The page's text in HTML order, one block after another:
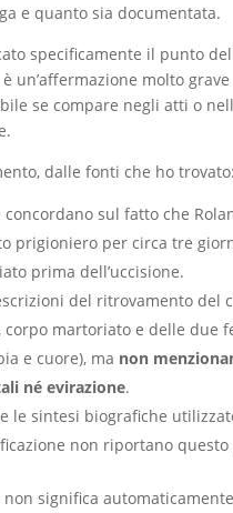
e quanto sia documentata.
specificamente il punto
un’affermazione molto
se compare negli atti o
dalle fonti che ho trovato:
concordano sul fatto che
prigioniero per circa tre
prima dell’uccisione.
del ritrovamento del
corpo martoriato e delle due
e cuore), ma non
né evirazione.
le sintesi biografiche
non riportano
non significa